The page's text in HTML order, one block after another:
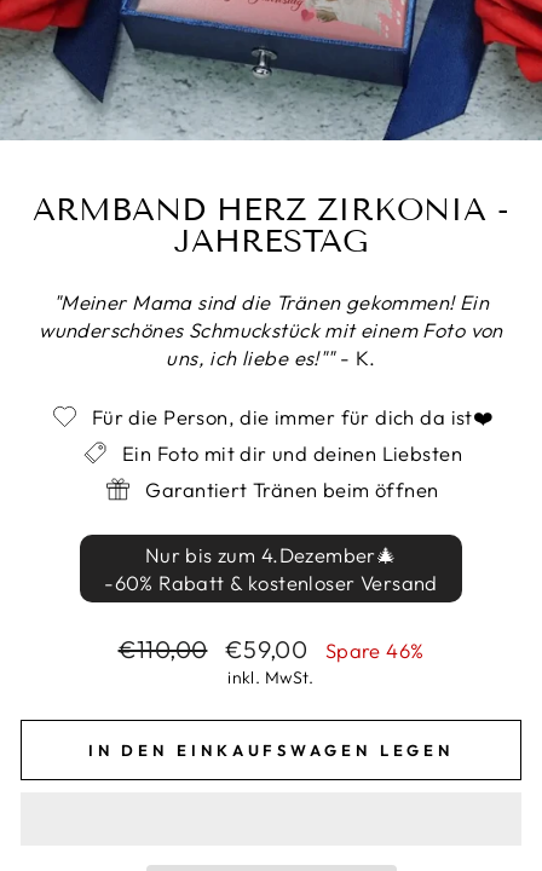
ARMBAND HERZ ZIRKONIA -
JAHRESTAG
"Meiner Mama sind die Tränen gekommen! Ein
wunderschönes Schmuckstück mit einem Foto von
uns, ich liebe es!""- K.
Für die Person, die immer für dich da ist❤️
Ein Foto mit dir und deinen Liebsten
Garantiert Tränen beim öffnen
Nur bis zum 4.Dezember🎄
-60% Rabatt & kostenloser Versand
Normaler
€110,00 Sonderpreis
€59,00 Spare 46%
inkl. MwSt.
IN DEN EINKAUFSWAGEN LEGEN